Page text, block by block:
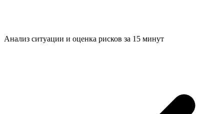
Анализ ситуации и оценка рисков за 15 минут